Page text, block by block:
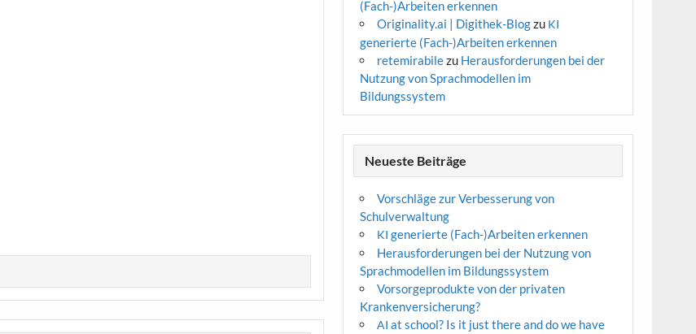
(Fach-)Arbeiten erkennen
Originality.ai | Digithek-Blogzu KI
generierte (Fach-)Arbeiten erkennen
retemirabilezu Herausforderungen bei der
Nutzung von Sprachmodellen im
Bildungssystem
Neueste Beiträge
Vorschläge zur Verbesserung von
Schulverwaltung
KI generierte (Fach-)Arbeiten erkennen
Herausforderungen bei der Nutzung von
Sprachmodellen im Bildungssystem
Vorsorgeprodukte von der privaten
Krankenversicherung?
AI at school? Is it just there and do we have